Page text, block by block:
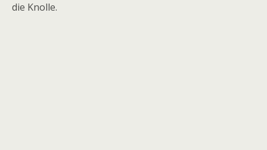
die Knolle.